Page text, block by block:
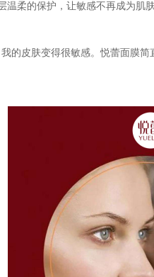
柔的保护，让敏感不再成为肌肤
的皮肤变得很敏感。悦蕾面膜